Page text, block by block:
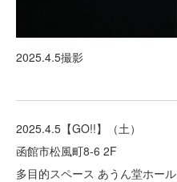
2025.4.5撮影
2025.4.5【GO!!】（土）
函館市松風町8-6 2F
多目的スペース あうん堂ホール